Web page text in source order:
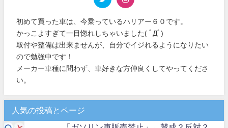
初めて買った車は、今乗っているハリアー６０です。
かっこよすぎて一目惚れしちゃいました( ﾟДﾟ)
取付や整備は出来ませんが、自分でイジれるようになりたい
ので勉強中です！
メーカー車種に問わず、車好きな方仲良くしてやってくださ
い。
人気の投稿とページ